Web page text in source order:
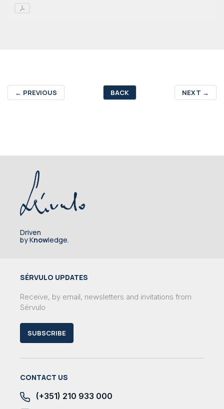
← PREVIOUS BACK NEXT →
Driven
by Knowledge.
SÉRVULO UPDATES
Receive, by email, newsletters and invitations from
Sérvulo
SUBSCRIBE
CONTACT US
(+351) 210 933 000